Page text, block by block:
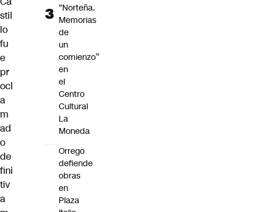
stil
lo
fu
e
pr
ocl
a
m
ad
o
de
fini
tiv
a
“Norteña.
Memorias
de
un
comienzo”
en
el
Centro
Cultural
La
Moneda
Orrego
defiende
obras
en
Plaza